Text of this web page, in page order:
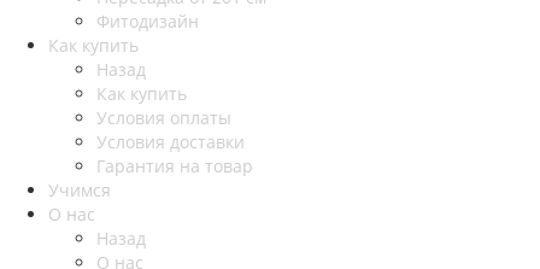
Фитодизайн
Как купить
Назад
Как купить
Условия оплаты
Условия доставки
Гарантия на товар
Учимся
О нас
Назад
О нас